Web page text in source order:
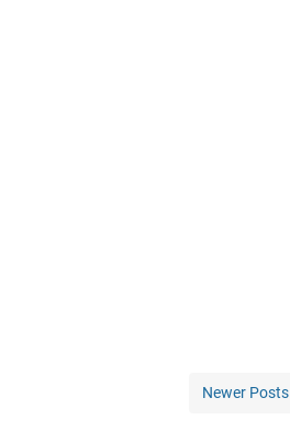
Newer Posts